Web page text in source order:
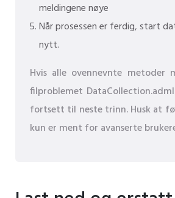
meldingene nøye
Når prosessen er ferdig, start
nytt.
Hvis alle ovennevnte metoder
filproblemet
fortsett til neste trinn. Husk at
kun er ment for avanserte